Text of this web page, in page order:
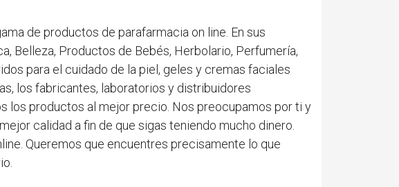
de productos de parafarmacia on line. En sus
Belleza, Productos de Bebés, Herbolario, Perfumería,
para el cuidado de la piel, geles y cremas faciales
los fabricantes, laboratorios y distribuidores
los productos al mejor precio. Nos preocupamos por ti y
calidad a fin de que sigas teniendo mucho dinero.
Queremos que encuentres precisamente lo que